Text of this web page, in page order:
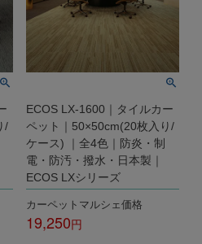
/
ECOS LX-1600｜タイルカー
ペット｜50×50cm(20枚入り/
ケース) ｜全4色｜防炎・制
電・防汚・撥水・日本製｜
ECOS LXシリーズ
カーペットマルシェ価格
19,250